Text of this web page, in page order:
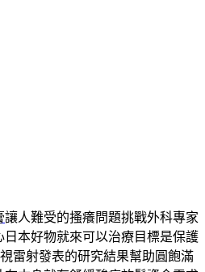
讓人難受的搔癢問題挑戰外科專家
日本好物就來可以治療目標是保護
雷射發表的研究結果幫助圓飽滿